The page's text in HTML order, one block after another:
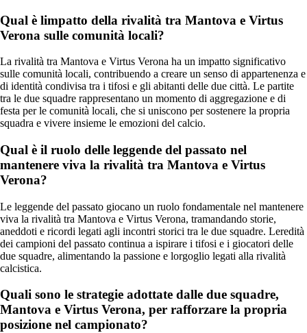
Qual è limpatto della rivalità tra Mantova e Virtus
Verona sulle comunità locali?
La rivalità tra Mantova e Virtus Verona ha un impatto significativo
sulle comunità locali, contribuendo a creare un senso di appartenenza e
di identità condivisa tra i tifosi e gli abitanti delle due città. Le partite
tra le due squadre rappresentano un momento di aggregazione e di
festa per le comunità locali, che si uniscono per sostenere la propria
squadra e vivere insieme le emozioni del calcio.
Qual è il ruolo delle leggende del passato nel
mantenere viva la rivalità tra Mantova e Virtus
Verona?
Le leggende del passato giocano un ruolo fondamentale nel mantenere
viva la rivalità tra Mantova e Virtus Verona, tramandando storie,
aneddoti e ricordi legati agli incontri storici tra le due squadre. Leredità
dei campioni del passato continua a ispirare i tifosi e i giocatori delle
due squadre, alimentando la passione e lorgoglio legati alla rivalità
calcistica.
Quali sono le strategie adottate dalle due squadre,
Mantova e Virtus Verona, per rafforzare la propria
posizione nel campionato?